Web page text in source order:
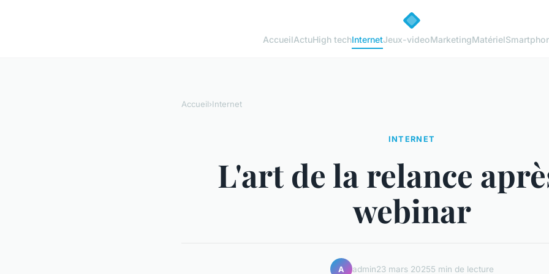
AccueilActuHigh techInternetJeux-videoMarketingMatériel
Accueil›Internet
INTERNET
L'art de la relance
webinar
A admin23 mars 20255 min de lecture